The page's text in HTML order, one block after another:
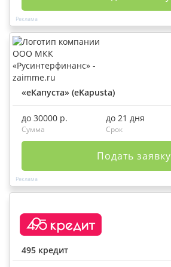
«еКапуста» (eKapusta)
до 30000 р.
Сумма
до 21 дня
Срок
Подать заявку
495 кредит